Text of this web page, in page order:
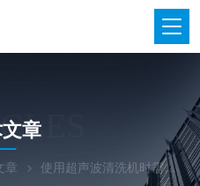
章
章 使用超声波清洗机时需要注意哪几点？